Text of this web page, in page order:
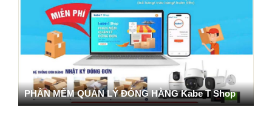
PHẦN MỀM QUẢN LÝ ĐÓNG HÀNG Kabe T Shop